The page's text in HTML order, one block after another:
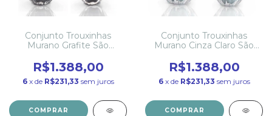
Conjunto Trouxinhas
Murano Grafite São
R$1.388,00
6 x de R$231,33 sem juros
COMPRAR
Conjunto Trouxinhas
Murano Cinza Claro São
R$1.388,00
6 x de R$231,33 sem juros
COMPRAR